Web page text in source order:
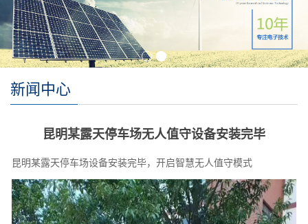
新闻中心
昆明某露天停车场无人值守设备安装完毕
昆明某露天停车场设备安装完毕，开启智慧无人值守模式